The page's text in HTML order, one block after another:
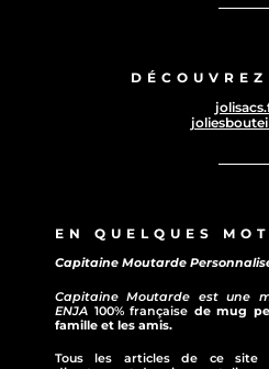
EN QUELQUES
Capitaine Moutarde
Capitaine Moutarde est une
ENJA 100% française de mug
famille et les amis.
Tous les articles de ce site